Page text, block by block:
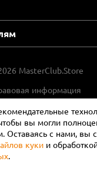
вы могли
Оставаясь с нами, вы
куки и
.
MasterClub.Store
информация
об обработки и
данных